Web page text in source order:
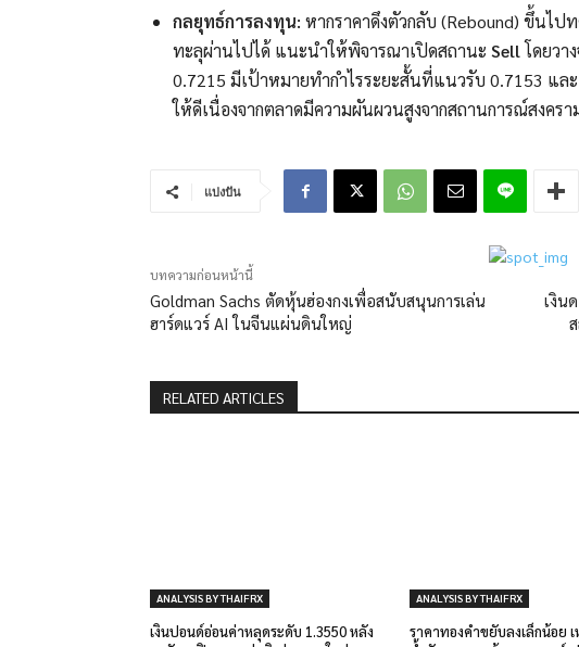
กลยุทธ์การลงทุน: หากราคาดึงตัวกลับ (Rebound) ขึ้นไ
ทะลุผ่านไปได้ แนะนำให้พิจารณาเปิดสถานะ Sellโดยวา
0.7215 มีเป้าหมายทำกำไรระยะสั้นที่แนวรับ 0.7153 แล
ให้ดีเนื่องจากตลาดมีความผันผวนสูงจากสถานการณ์สงครา
แบ่งปัน
บทความก่อนหน้านี้
Goldman Sachs ตัดหุ้นฮ่องกงเพื่อสนับสนุนการเล่น
ฮาร์ดแวร์ AI ในจีนแผ่นดินใหญ่
เงิน
RELATED ARTICLES
ANALYSIS BY THAIFRX
เงินปอนด์อ่อนค่าหลุดระดับ 1.3550 หลัง
ANALYSIS BY THAIFRX
ราคาทองคำขยับลงเล็กน้อย เ